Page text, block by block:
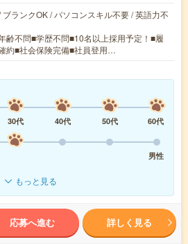
ランクOK / パソコンスキル不要 / 英語力不
齢不問■学歴不問■10名以上採用予定！■履
約■社会保険完備■社員登用…
30代 40代 50代
60代
男性
もっと見る
応募へ進む 詳しく見る